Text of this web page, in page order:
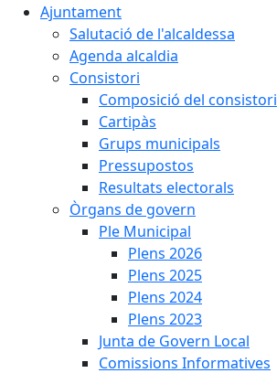
Ajuntament
Salutació de l'alcaldessa
Agenda alcaldia
Consistori
Composició del consistori
Cartipàs
Grups municipals
Pressupostos
Resultats electorals
Òrgans de govern
Ple Municipal
Plens 2026
Plens 2025
Plens 2024
Plens 2023
Junta de Govern Local
Comissions Informatives